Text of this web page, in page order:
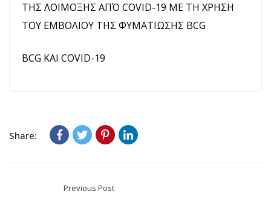
ΤΗΣ ΛΟΙΜΟΞΗΣ ΑΠΌ COVID-19 ΜΕ ΤΗ ΧΡΗΣΗ
ΤΟΥ ΕΜΒΟΛΙΟΥ ΤΗΣ ΦΥΜΑΤΙΩΣΗΣ BCG
BCG ΚΑΙ COVID-19
Share:
Previous Post